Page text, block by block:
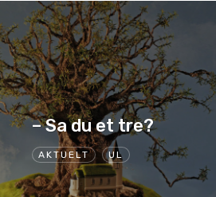
AKTUELT UL
– Sa du et tre?